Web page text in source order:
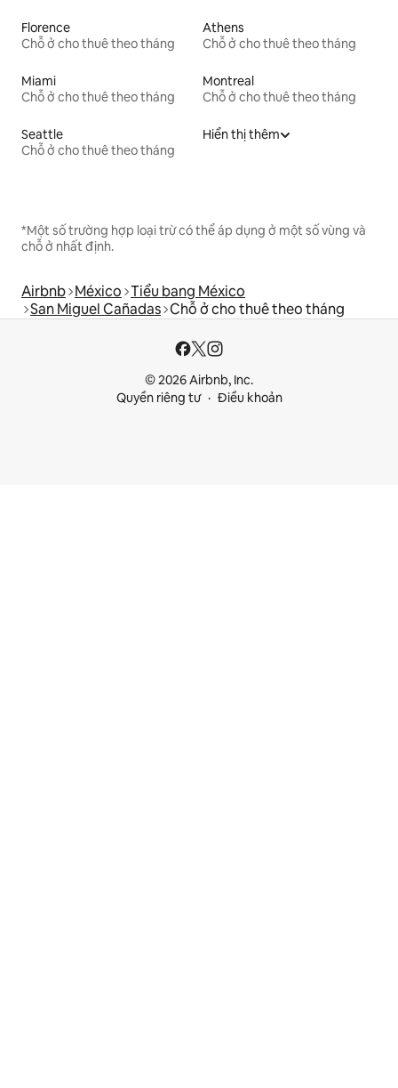
Florence
Chỗ ở cho thuê theo tháng
Athens
Chỗ ở cho thuê theo tháng
Miami
Chỗ ở cho thuê theo tháng
Montreal
Chỗ ở cho thuê theo tháng
Seattle
Chỗ ở cho thuê theo tháng
Hiển thị thêm
*Một số trường hợp loại trừ có thể áp dụng ở một số vùng và
chỗ ở nhất định.
Airbnb México Tiểu bang México
San Miguel Cañadas Chỗ ở cho thuê theo tháng
© 2026 Airbnb, Inc.
Quyền riêng tư
Điều khoản